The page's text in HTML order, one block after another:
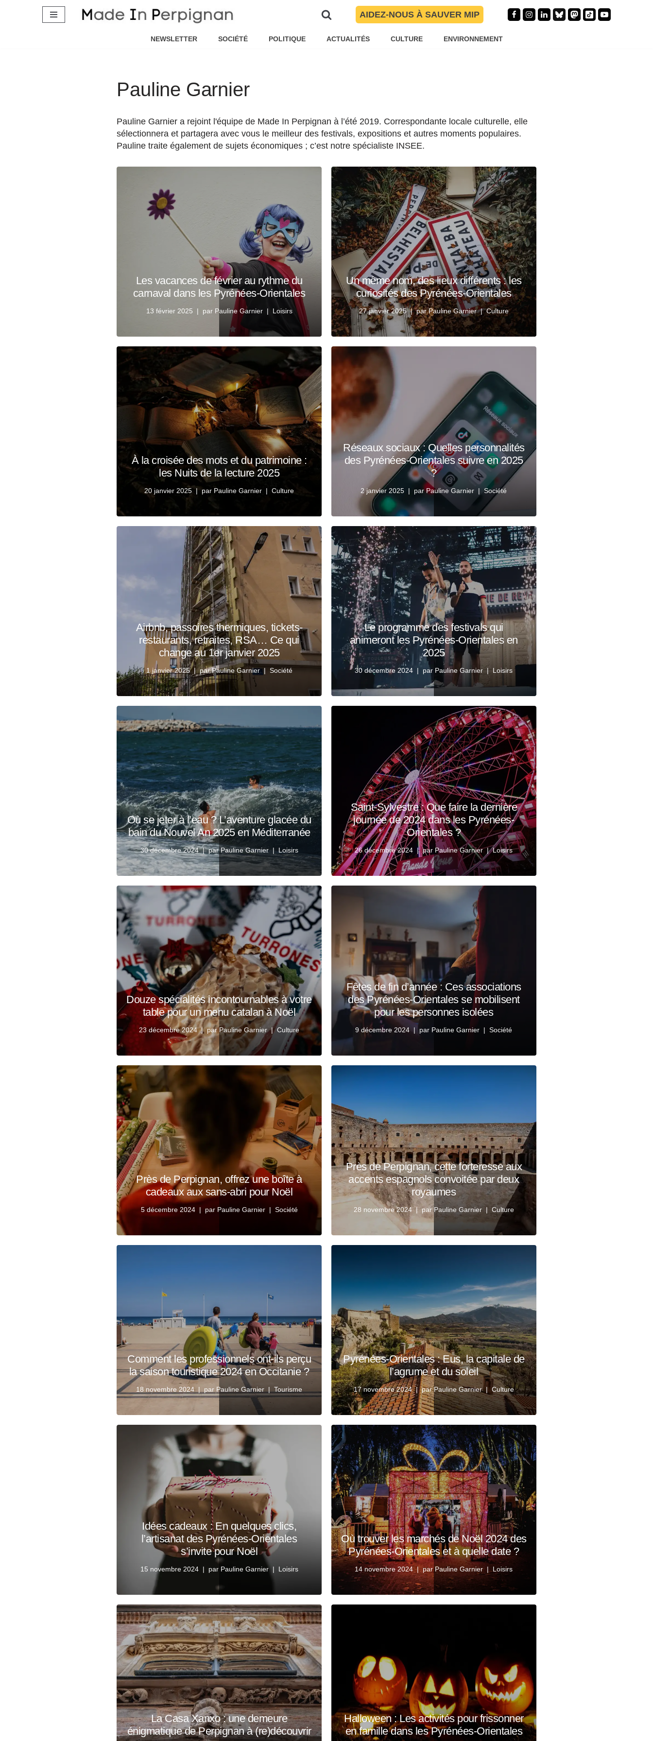
AIDEZ-NOUS À SAUVER MIP
NEWSLETTER SOCIÉTÉ POLITIQUE ACTUALITÉS CULTURE ENVIRONNEMENT
Pauline Garnier
Pauline Garnier a rejoint l'équipe de Made In Perpignan à l’été 2019. Correspondante locale culturelle, elle
sélectionnera et partagera avec vous le meilleur des festivals, expositions et autres moments populaires.
Pauline traite également de sujets économiques ; c’est notre spécialiste INSEE.
Les vacances de février au rythme du
carnaval dans les Pyrénées-Orientales
13 février 2025 par Pauline Garnier Loisirs
Un même nom, des lieux différents : les
curiosités des Pyrénées-Orientales
27 janvier 2025 parPauline Garnier Culture
À la croisée des mots et du patrimoine :
les Nuits de la lecture 2025
20 janvier 2025 par Pauline Garnier Culture
Réseaux sociaux : Quelles personnalités
des Pyrénées-Orientales suivre en 2025
?
2 janvier 2025 parPauline Garnier Société
Airbnb, passoires thermiques, tickets-
restaurants, retraites, RSA… Ce qui
change au 1er janvier 2025
1 janvier 2025 parPauline Garnier Société
Le programme des festivals qui
animeront les Pyrénées-Orientales en
2025
30 décembre 2024 par Pauline Garnier Loisirs
Où se jeter à l’eau ? L’aventure glacée du
bain du Nouvel An 2025 en Méditerranée
30 décembre 2024 parPauline Garnier Loisirs
Saint-Sylvestre : Que faire la dernière
journée de 2024 dans les Pyrénées-
Orientales ?
26 décembre 2024 par Pauline Garnier Loisirs
Douze spécialités incontournables à votre
table pour un menu catalan à Noël
23 décembre 2024 parPauline Garnier Culture
Fêtes de fin d’année : Ces associations
des Pyrénées-Orientales se mobilisent
pour les personnes isolées
9 décembre 2024 par Pauline Garnier Société
Près de Perpignan, offrez une boîte à
cadeaux aux sans-abri pour Noël
5 décembre 2024 par Pauline Garnier Société
Près de Perpignan, cette forteresse aux
accents espagnols convoitée par deux
royaumes
28 novembre 2024 parPauline Garnier Culture
Comment les professionnels ont-ils perçu
la saison touristique 2024 en Occitanie ?
18 novembre 2024 par Pauline Garnier Tourisme
Pyrénées-Orientales : Eus, la capitale de
l’agrume et du soleil
17 novembre 2024 parPauline Garnier Culture
Idées cadeaux : En quelques clics,
l’artisanat des Pyrénées-Orientales
s’invite pour Noël
15 novembre 2024 par Pauline Garnier Loisirs
Où trouver les marchés de Noël 2024 des
Pyrénées-Orientales et à quelle date ?
14 novembre 2024 parPauline Garnier Loisirs
La Casa Xanxo : une demeure
énigmatique de Perpignan à (re)découvrir
Halloween : Les activités pour frissonner
en famille dans les Pyrénées-Orientales